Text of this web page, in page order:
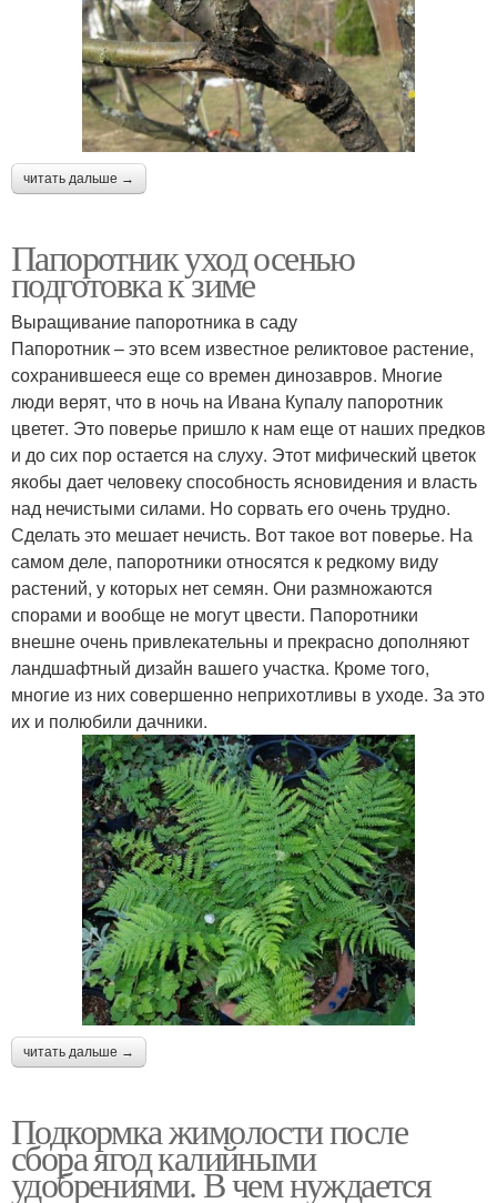
читать дальше →
Папоротник уход осенью
подготовка к зиме
Выращивание папоротника в саду
Папоротник – это всем известное реликтовое растение,
сохранившееся еще со времен динозавров. Многие
люди верят, что в ночь на Ивана Купалу папоротник
цветет. Это поверье пришло к нам еще от наших предков
и до сих пор остается на слуху. Этот мифический цветок
якобы дает человеку способность ясновидения и власть
над нечистыми силами. Но сорвать его очень трудно.
Сделать это мешает нечисть. Вот такое вот поверье. На
самом деле, папоротники относятся к редкому виду
растений, у которых нет семян. Они размножаются
спорами и вообще не могут цвести. Папоротники
внешне очень привлекательны и прекрасно дополняют
ландшафтный дизайн вашего участка. Кроме того,
многие из них совершенно неприхотливы в уходе. За это
их и полюбили дачники.
читать дальше →
Подкормка жимолости после
сбора ягод калийными
удобрениями. В чем нуждается